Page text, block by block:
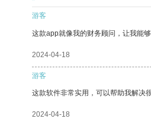
游客
这款app就像我的财务顾问，让我能够
2024-04-18
游客
这款软件非常实用，可以帮助我解决
2024-04-18